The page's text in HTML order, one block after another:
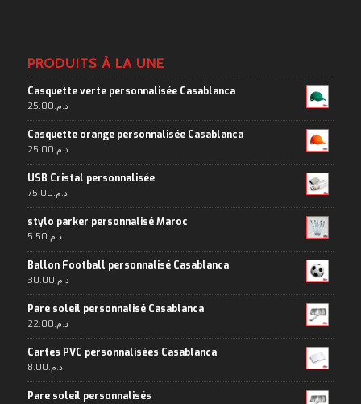
PRODUITS À LA UNE
Casquette verte personnalisée Casablanca
د.م.25.00
Casquette orange personnalisée Casablanca
د.م.25.00
USB Cristal personnalisée
د.م.75.00
stylo parker personnalisé Maroc
د.م.5.50
Ballon Football personnalisé Casablanca
د.م.30.00
Pare soleil personnalisé Casablanca
د.م.22.00
Cartes PVC personnalisées Casablanca
د.م.8.00
Pare soleil personnalisés